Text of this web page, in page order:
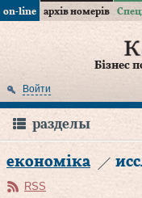
on-line архів номерів
Бізнес
Войти
разделы
економіка
RSS